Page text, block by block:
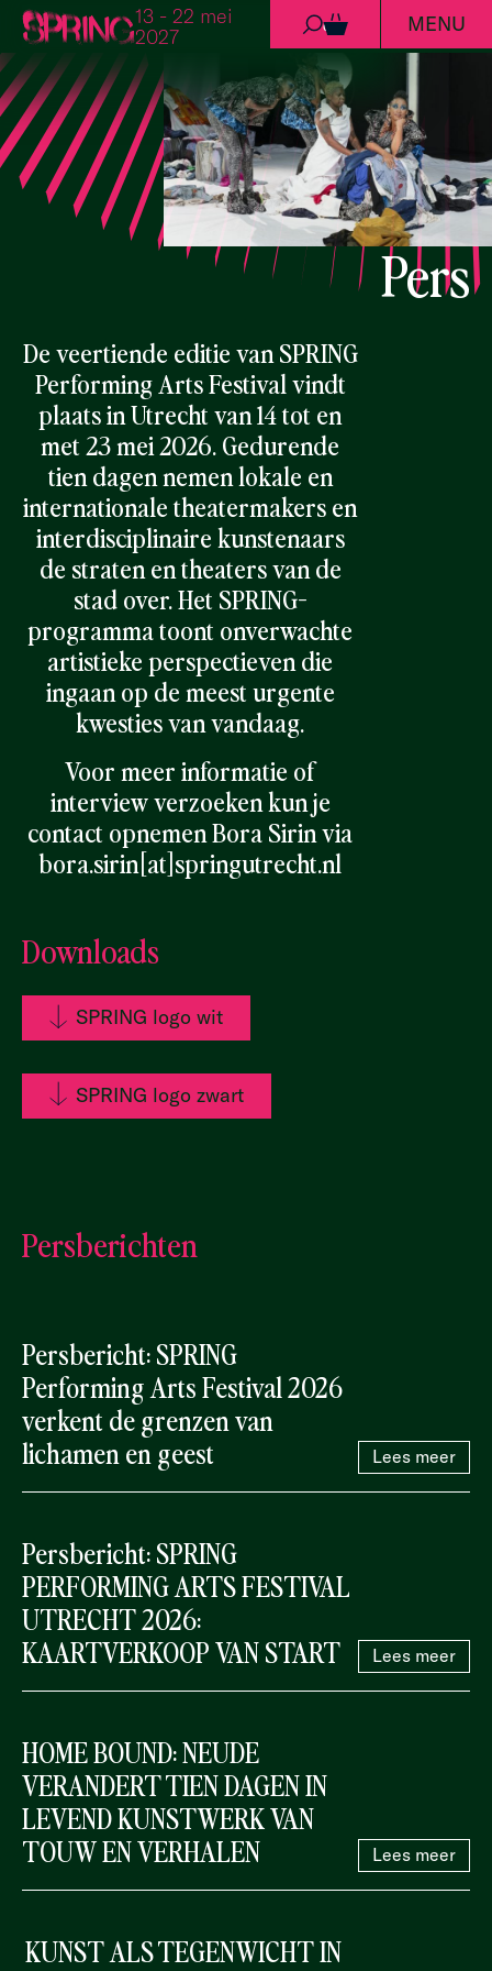
Ga naar de inhoud
13 - 22 mei
2027
0 MENU
Pers
De veertiende editie van SPRING
Performing Arts Festival vindt
plaats in Utrecht van 14 tot en
met 23 mei 2026. Gedurende
tien dagen nemen lokale en
internationale theatermakers en
interdisciplinaire kunstenaars
de straten en theaters van de
stad over. Het SPRING-
programma toont onverwachte
artistieke perspectieven die
ingaan op de meest urgente
kwesties van vandaag.
Voor meer informatie of
interview verzoeken kun je
contact opnemen Bora Sirin via
bora.sirin[at]springutrecht.nl
Downloads
SPRING logo wit
SPRING logo zwart
Persberichten
Persbericht: SPRING
Performing Arts Festival 2026
verkent de grenzen van
lichamen en geest
Lees meer
Persbericht: SPRING
PERFORMING ARTS FESTIVAL
UTRECHT 2026:
KAARTVERKOOP VAN START
Lees meer
HOME BOUND: NEUDE
VERANDERT TIEN DAGEN IN
LEVEND KUNSTWERK VAN
TOUW EN VERHALEN
Lees meer
KUNST ALS TEGENWICHT IN